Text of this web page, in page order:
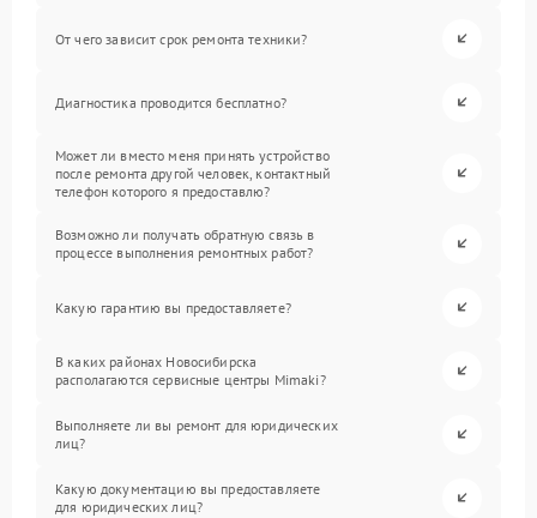
От чего зависит срок ремонта техники?
Диагностика проводится бесплатно?
Может ли вместо меня принять устройство
после ремонта другой человек, контактный
телефон которого я предоставлю?
Возможно ли получать обратную связь в
процессе выполнения ремонтных работ?
Какую гарантию вы предоставляете?
В каких районах Новосибирска
располагаются сервисные центры Mimaki?
Выполняете ли вы ремонт для юридических
лиц?
Какую документацию вы предоставляете
для юридических лиц?